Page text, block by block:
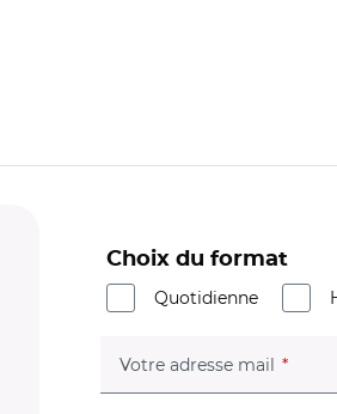
Choix du format
Quotidienne
Votre adresse mail